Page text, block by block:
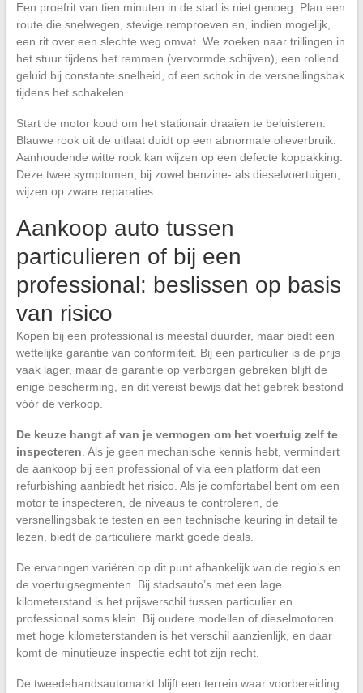
Een proefrit van tien minuten in de stad is niet genoeg. Plan een
route die snelwegen, stevige remproeven en, indien mogelijk,
een rit over een slechte weg omvat. We zoeken naar trillingen in
het stuur tijdens het remmen (vervormde schijven), een rollend
geluid bij constante snelheid, of een schok in de versnellingsbak
tijdens het schakelen.
Start de motor koud om het stationair draaien te beluisteren.
Blauwe rook uit de uitlaat duidt op een abnormale olieverbruik.
Aanhoudende witte rook kan wijzen op een defecte koppakking.
Deze twee symptomen, bij zowel benzine- als dieselvoertuigen,
wijzen op zware reparaties.
Aankoop auto tussen
particulieren of bij een
professional: beslissen op basis
van risico
Kopen bij een professional is meestal duurder, maar biedt een
wettelijke garantie van conformiteit. Bij een particulier is de prijs
vaak lager, maar de garantie op verborgen gebreken blijft de
enige bescherming, en dit vereist bewijs dat het gebrek bestond
vóór de verkoop.
De keuze hangt af van je vermogen om het voertuig zelf te
inspecteren. Als je geen mechanische kennis hebt, vermindert
de aankoop bij een professional of via een platform dat een
refurbishing aanbiedt het risico. Als je comfortabel bent om een
motor te inspecteren, de niveaus te controleren, de
versnellingsbak te testen en een technische keuring in detail te
lezen, biedt de particuliere markt goede deals.
De ervaringen variëren op dit punt afhankelijk van de regio’s en
de voertuigsegmenten. Bij stadsauto’s met een lage
kilometerstand is het prijsverschil tussen particulier en
professional soms klein. Bij oudere modellen of dieselmotoren
met hoge kilometerstanden is het verschil aanzienlijk, en daar
komt de minutieuze inspectie echt tot zijn recht.
De tweedehandsautomarkt blijft een terrein waar voorbereiding